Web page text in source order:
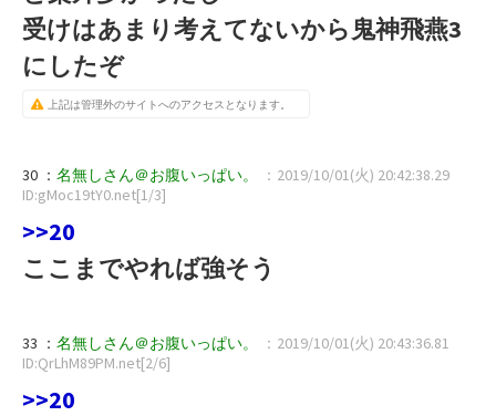
受けはあまり考えてないから鬼神飛燕3
にしたぞ
上記は管理外のサイトへのアクセスとなります。
30 ： 名無しさん＠お腹いっぱい。
：2019/10/01(火) 20:42:38.29
ID:gMoc19tY0.net[1/3]
>>20
ここまでやれば強そう
33 ： 名無しさん＠お腹いっぱい。
：2019/10/01(火) 20:43:36.81
ID:QrLhM89PM.net[2/6]
>>20